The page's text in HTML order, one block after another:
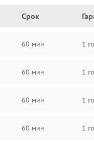
Срок
60 мин 1
60 мин 1
60 мин 1
60 мин 1